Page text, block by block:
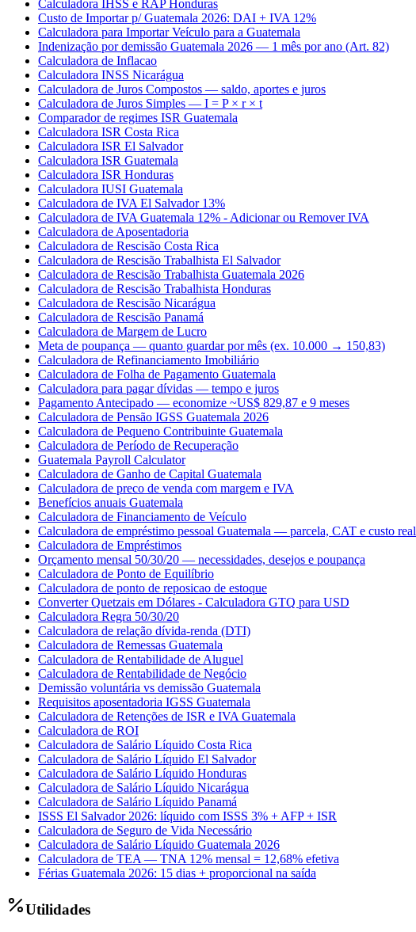
Calculadora IHSS e RAP Honduras
Custo de Importar p/ Guatemala 2026: DAI + IVA 12%
Calculadora para Importar Veículo para a Guatemala
Indenização por demissão Guatemala 2026 — 1 mês por ano (Art. 82)
Calculadora de Inflacao
Calculadora INSS Nicarágua
Calculadora de Juros Compostos — saldo, aportes e juros
Calculadora de Juros Simples — I = P × r × t
Comparador de regimes ISR Guatemala
Calculadora ISR Costa Rica
Calculadora ISR El Salvador
Calculadora ISR Guatemala
Calculadora ISR Honduras
Calculadora IUSI Guatemala
Calculadora de IVA El Salvador 13%
Calculadora de IVA Guatemala 12% - Adicionar ou Remover IVA
Calculadora de Aposentadoria
Calculadora de Rescisão Costa Rica
Calculadora de Rescisão Trabalhista El Salvador
Calculadora de Rescisão Trabalhista Guatemala 2026
Calculadora de Rescisão Trabalhista Honduras
Calculadora de Rescisão Nicarágua
Calculadora de Rescisão Panamá
Calculadora de Margem de Lucro
Meta de poupança — quanto guardar por mês (ex. 10.000 → 150,83)
Calculadora de Refinanciamento Imobiliário
Calculadora de Folha de Pagamento Guatemala
Calculadora para pagar dívidas — tempo e juros
Pagamento Antecipado — economize ~US$ 829,87 e 9 meses
Calculadora de Pensão IGSS Guatemala 2026
Calculadora de Pequeno Contribuinte Guatemala
Calculadora de Período de Recuperação
Guatemala Payroll Calculator
Calculadora de Ganho de Capital Guatemala
Calculadora de preco de venda com margem e IVA
Benefícios anuais Guatemala
Calculadora de Financiamento de Veículo
Calculadora de empréstimo pessoal Guatemala — parcela, CAT e custo real
Calculadora de Empréstimos
Orçamento mensal 50/30/20 — necessidades, desejos e poupança
Calculadora de Ponto de Equilíbrio
Calculadora de ponto de reposicao de estoque
Converter Quetzais em Dólares - Calculadora GTQ para USD
Calculadora Regra 50/30/20
Calculadora de relação dívida-renda (DTI)
Calculadora de Remessas Guatemala
Calculadora de Rentabilidade de Aluguel
Calculadora de Rentabilidade de Negócio
Demissão voluntária vs demissão Guatemala
Requisitos aposentadoria IGSS Guatemala
Calculadora de Retenções de ISR e IVA Guatemala
Calculadora de ROI
Calculadora de Salário Líquido Costa Rica
Calculadora de Salário Líquido El Salvador
Calculadora de Salário Líquido Honduras
Calculadora de Salário Líquido Nicarágua
Calculadora de Salário Líquido Panamá
ISSS El Salvador 2026: líquido com ISSS 3% + AFP + ISR
Calculadora de Seguro de Vida Necessário
Calculadora de Salário Líquido Guatemala 2026
Calculadora de TEA — TNA 12% mensal = 12,68% efetiva
Férias Guatemala 2026: 15 dias + proporcional na saída
Utilidades